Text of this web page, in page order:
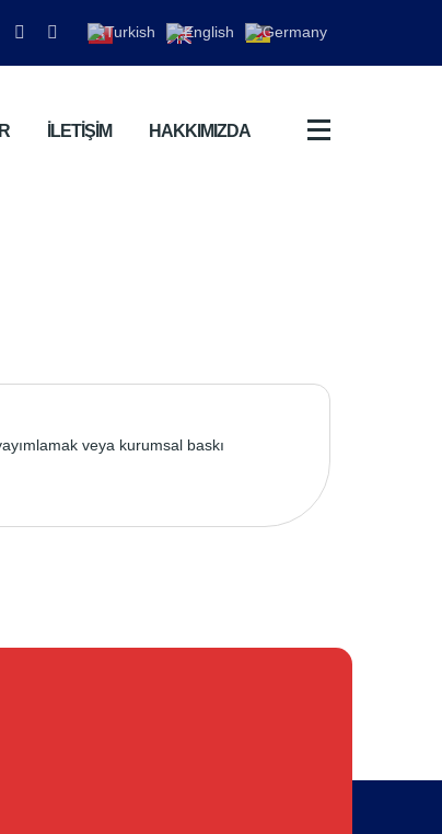
İLETİŞİM HAKKIMIZDA
veya kurumsal baskı